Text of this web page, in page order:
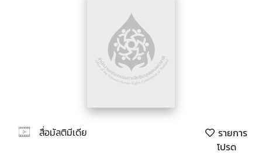
สื่อมัลติมีเดีย
รายการ
โปรด